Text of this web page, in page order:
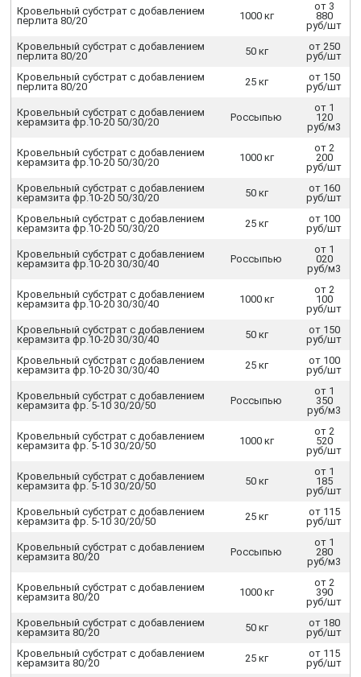
Кровельный субстрат с добавлением
перлита 80/20
1000 кг
от 3
880
руб/шт
Кровельный субстрат с добавлением
перлита 80/20
50 кг
от 250
руб/шт
Кровельный субстрат с добавлением
перлита 80/20
25 кг
от 150
руб/шт
Кровельный субстрат с добавлением
керамзита фр.10-20 50/30/20
Россыпью
от 1
120
руб/м3
Кровельный субстрат с добавлением
керамзита фр.10-20 50/30/20
1000 кг
от 2
200
руб/шт
Кровельный субстрат с добавлением
керамзита фр.10-20 50/30/20
50 кг
от 160
руб/шт
Кровельный субстрат с добавлением
керамзита фр.10-20 50/30/20
25 кг
от 100
руб/шт
Кровельный субстрат с добавлением
керамзита фр.10-20 30/30/40
Россыпью
от 1
020
руб/м3
Кровельный субстрат с добавлением
керамзита фр.10-20 30/30/40
1000 кг
от 2
100
руб/шт
Кровельный субстрат с добавлением
керамзита фр.10-20 30/30/40
50 кг
от 150
руб/шт
Кровельный субстрат с добавлением
керамзита фр.10-20 30/30/40
25 кг
от 100
руб/шт
Кровельный субстрат с добавлением
керамзита фр. 5-10 30/20/50
Россыпью
от 1
350
руб/м3
Кровельный субстрат с добавлением
керамзита фр. 5-10 30/20/50
1000 кг
от 2
520
руб/шт
Кровельный субстрат с добавлением
керамзита фр. 5-10 30/20/50
50 кг
от 1
185
руб/шт
Кровельный субстрат с добавлением
керамзита фр. 5-10 30/20/50
25 кг
от 115
руб/шт
Кровельный субстрат с добавлением
керамзита 80/20
Россыпью
от 1
280
руб/м3
Кровельный субстрат с добавлением
керамзита 80/20
1000 кг
от 2
390
руб/шт
Кровельный субстрат с добавлением
керамзита 80/20
50 кг
от 180
руб/шт
Кровельный субстрат с добавлением
керамзита 80/20
25 кг
от 115
руб/шт